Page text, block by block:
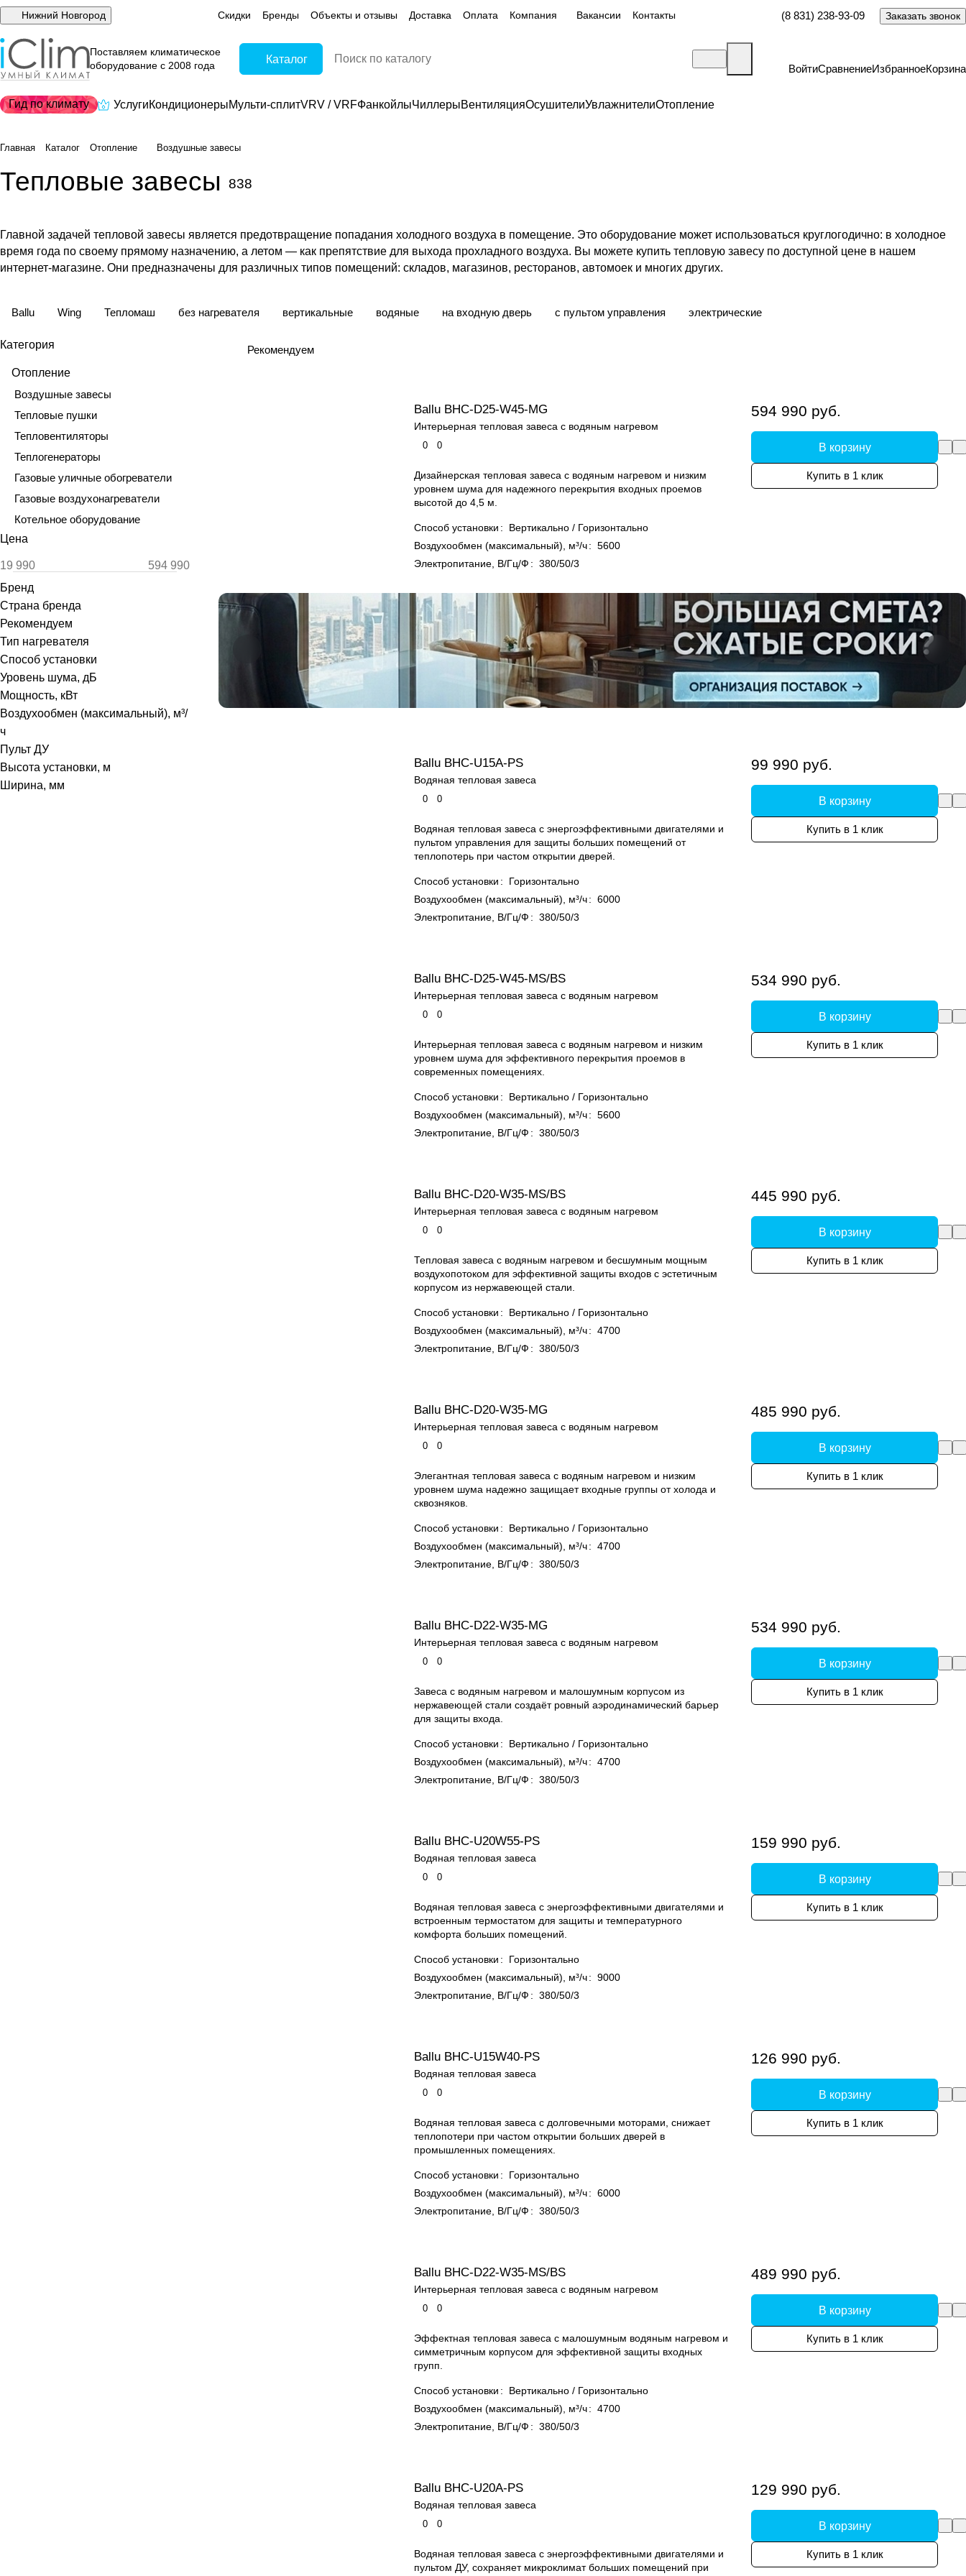
Нижний Новгород Скидки Бренды Объекты и отзывы Доставка Оплата Компания Вакансии Контакты (8 831) 238-93-09 Заказать звонок
Поставляем климатическое
оборудование с 2008 года
Каталог
ВойтиСравнениеИзбранноеКорзина
Гид по климату УслугиКондиционерыМульти-сплитVRV / VRFФанкойлыЧиллерыВентиляцияОсушителиУвлажнителиОтопление
Главная Каталог Отопление Воздушные завесы
Тепловые завесы 838
Главной задачей тепловой завесы является предотвращение попадания холодного воздуха в помещение. Это оборудование может использоваться круглогодично: в холодное
время года по своему прямому назначению, а летом — как препятствие для выхода прохладного воздуха. Вы можете купить тепловую завесу по доступной цене в нашем
интернет-магазине. Они предназначены для различных типов помещений: складов, магазинов, ресторанов, автомоек и многих других.
Ballu Wing Тепломаш без нагревателя вертикальные водяные на входную дверь с пультом управления электрические
Рекомендуем
Ballu BHC-D25-W45-MG
Интерьерная тепловая завеса с водяным нагревом
0 0
Дизайнерская тепловая завеса с водяным нагревом и низким
уровнем шума для надежного перекрытия входных проемов
высотой до 4,5 м.
Способ установки :
Вертикально / Горизонтально
Воздухообмен (максимальный), м³/ч: 5600
Электропитание, В/Гц/Ф : 380/50/3
594 990 руб.
В корзину
Купить в 1 клик
Ballu BHC-U15A-PS
Водяная тепловая завеса
0 0
Водяная тепловая завеса с энергоэффективными двигателями и
пультом управления для защиты больших помещений от
теплопотерь при частом открытии дверей.
Способ установки :
Горизонтально
Воздухообмен (максимальный), м³/ч: 6000
Электропитание, В/Гц/Ф : 380/50/3
99 990 руб.
В корзину
Купить в 1 клик
Ballu BHC-D25-W45-MS/BS
Интерьерная тепловая завеса с водяным нагревом
0 0
Интерьерная тепловая завеса с водяным нагревом и низким
уровнем шума для эффективного перекрытия проемов в
современных помещениях.
Способ установки :
Вертикально / Горизонтально
Воздухообмен (максимальный), м³/ч: 5600
Электропитание, В/Гц/Ф : 380/50/3
534 990 руб.
В корзину
Купить в 1 клик
Ballu BHC-D20-W35-MS/BS
Интерьерная тепловая завеса с водяным нагревом
0 0
Тепловая завеса с водяным нагревом и бесшумным мощным
воздухопотоком для эффективной защиты входов с эстетичным
корпусом из нержавеющей стали.
Способ установки :
Вертикально / Горизонтально
Воздухообмен (максимальный), м³/ч: 4700
Электропитание, В/Гц/Ф : 380/50/3
445 990 руб.
В корзину
Купить в 1 клик
Ballu BHC-D20-W35-MG
Интерьерная тепловая завеса с водяным нагревом
0 0
Элегантная тепловая завеса с водяным нагревом и низким
уровнем шума надежно защищает входные группы от холода и
сквозняков.
Способ установки :
Вертикально / Горизонтально
Воздухообмен (максимальный), м³/ч: 4700
Электропитание, В/Гц/Ф : 380/50/3
485 990 руб.
В корзину
Купить в 1 клик
Ballu BHC-D22-W35-MG
Интерьерная тепловая завеса с водяным нагревом
0 0
Завеса с водяным нагревом и малошумным корпусом из
нержавеющей стали создаёт ровный аэродинамический барьер
для защиты входа.
Способ установки :
Вертикально / Горизонтально
Воздухообмен (максимальный), м³/ч: 4700
Электропитание, В/Гц/Ф : 380/50/3
534 990 руб.
В корзину
Купить в 1 клик
Ballu BHC-U20W55-PS
Водяная тепловая завеса
0 0
Водяная тепловая завеса с энергоэффективными двигателями и
встроенным термостатом для защиты и температурного
комфорта больших помещений.
Способ установки :
Горизонтально
Воздухообмен (максимальный), м³/ч: 9000
Электропитание, В/Гц/Ф : 380/50/3
159 990 руб.
В корзину
Купить в 1 клик
Ballu BHC-U15W40-PS
Водяная тепловая завеса
0 0
Водяная тепловая завеса с долговечными моторами, снижает
теплопотери при частом открытии больших дверей в
промышленных помещениях.
Способ установки :
Горизонтально
Воздухообмен (максимальный), м³/ч: 6000
Электропитание, В/Гц/Ф : 380/50/3
126 990 руб.
В корзину
Купить в 1 клик
Ballu BHC-D22-W35-MS/BS
Интерьерная тепловая завеса с водяным нагревом
0 0
Эффектная тепловая завеса с малошумным водяным нагревом и
симметричным корпусом для эффективной защиты входных
групп.
Способ установки :
Вертикально / Горизонтально
Воздухообмен (максимальный), м³/ч: 4700
Электропитание, В/Гц/Ф : 380/50/3
489 990 руб.
В корзину
Купить в 1 клик
Ballu BHC-U20A-PS
Водяная тепловая завеса
0 0
Водяная тепловая завеса с энергоэффективными двигателями и
пультом ДУ, сохраняет микроклимат больших помещений при
129 990 руб.
В корзину
Купить в 1 клик
Категория
Отопление
Воздушные завесы
Тепловые пушки
Тепловентиляторы
Теплогенераторы
Газовые уличные обогреватели
Газовые воздухонагреватели
Котельное оборудование
Цена
Бренд
Страна бренда
Рекомендуем
Тип нагревателя
Способ установки
Уровень шума, дБ
Мощность, кВт
Воздухообмен (максимальный), м³/
ч
Пульт ДУ
Высота установки, м
Ширина, мм